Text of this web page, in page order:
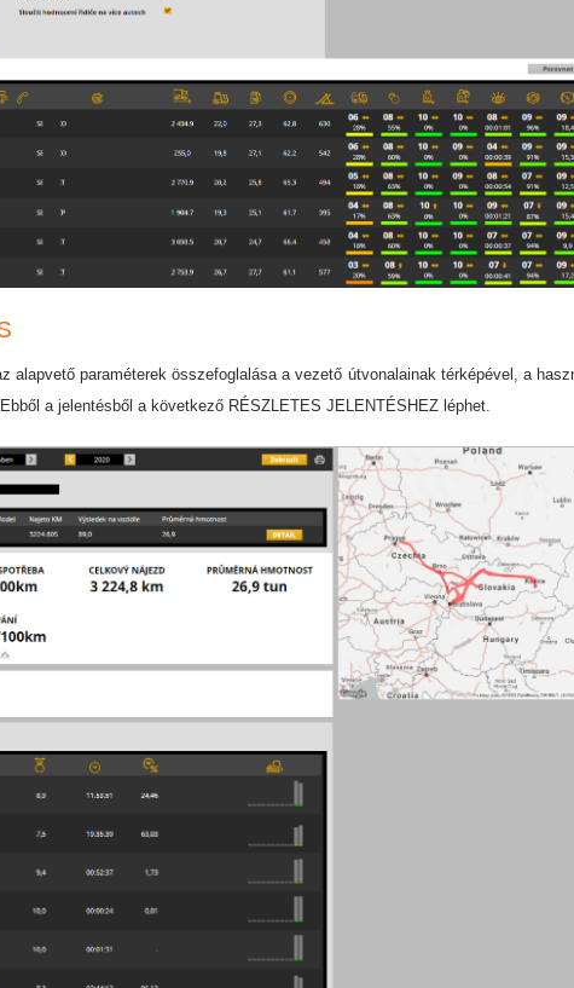
alapvető paraméterek összefoglalása a vezető útvonalainak térképével, a
a jelentésből a következő RÉSZLETES JELENTÉSHEZ léphet.